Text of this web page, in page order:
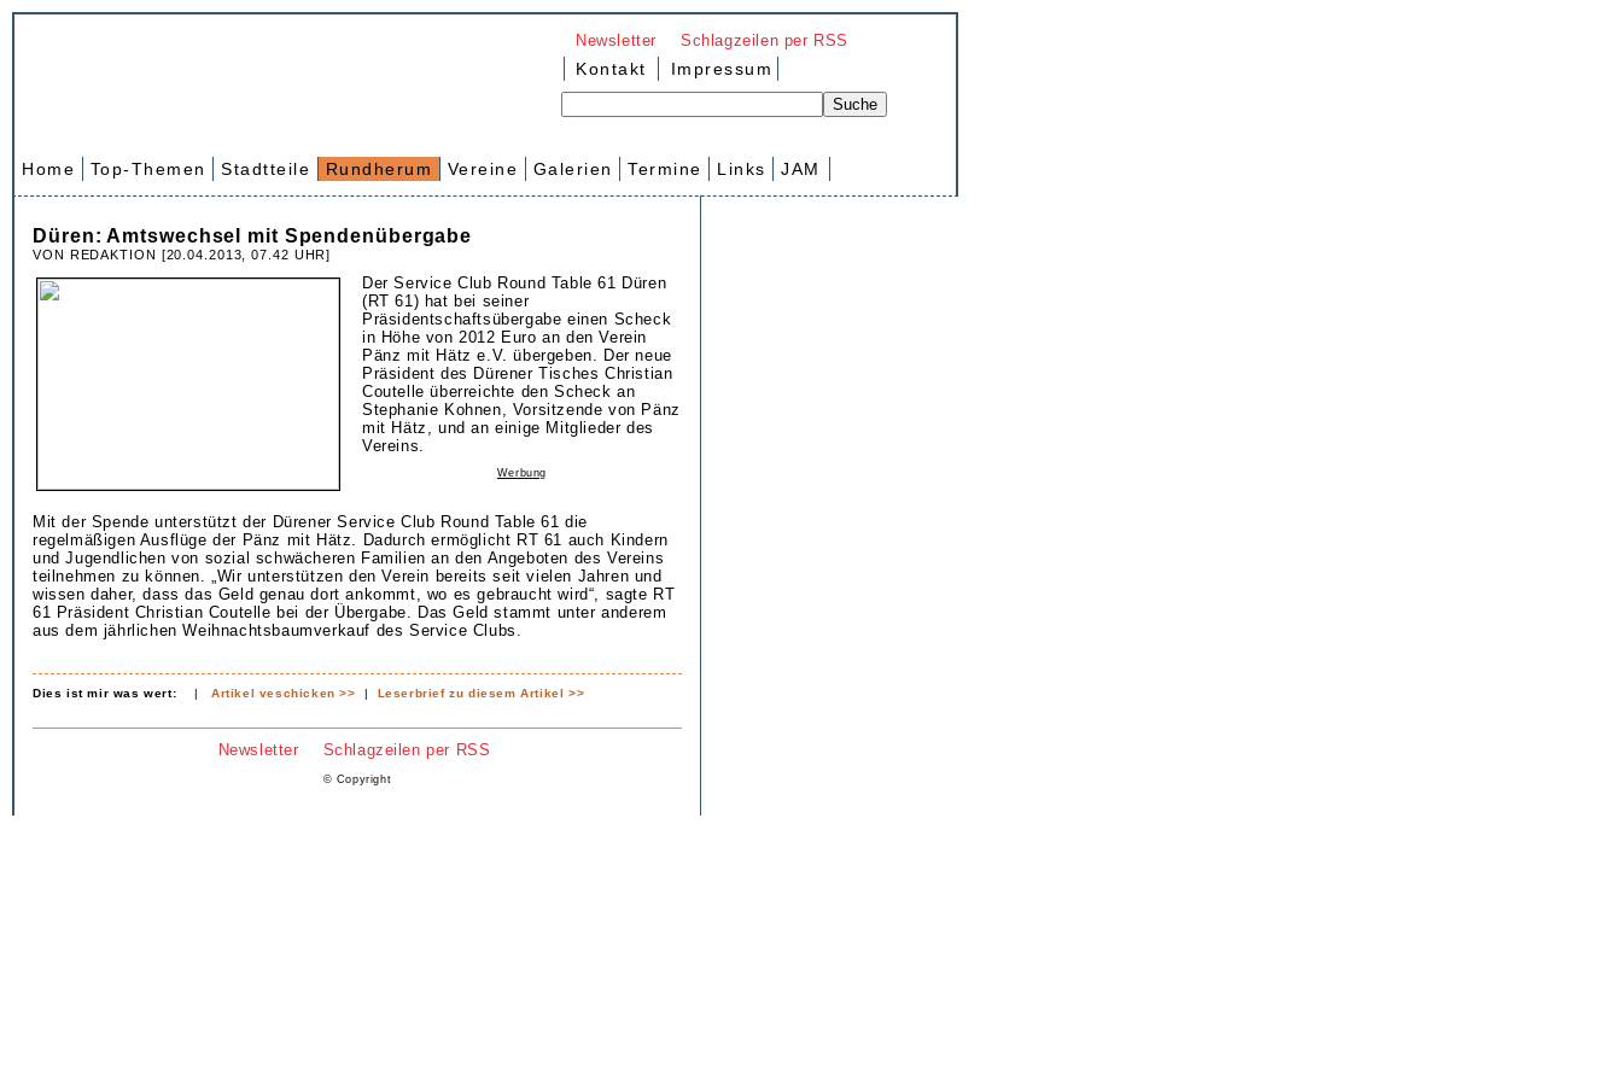
Newsletter Schlagzeilen per RSS
Kontakt Impressum
Home Top-Themen Stadtteile Rundherum Vereine Galerien Termine Links JAM
Düren: Amtswechsel mit Spendenübergabe
VON REDAKTION [20.04.2013, 07.42 UHR]
Der Service Club Round Table 61 Düren
(RT 61) hat bei seiner
Präsidentschaftsübergabe einen Scheck
in Höhe von 2012 Euro an den Verein
Pänz mit Hätz e.V. übergeben. Der neue
Präsident des Dürener Tisches Christian
Coutelle überreichte den Scheck an
Stephanie Kohnen, Vorsitzende von Pänz
mit Hätz, und an einige Mitglieder des
Vereins.
Werbung
Mit der Spende unterstützt der Dürener Service Club Round Table 61 die
regelmäßigen Ausflüge der Pänz mit Hätz. Dadurch ermöglicht RT 61 auch Kindern
und Jugendlichen von sozial schwächeren Familien an den Angeboten des Vereins
teilnehmen zu können. „Wir unterstützen den Verein bereits seit vielen Jahren und
wissen daher, dass das Geld genau dort ankommt, wo es gebraucht wird“, sagte RT
61 Präsident Christian Coutelle bei der Übergabe. Das Geld stammt unter anderem
aus dem jährlichen Weihnachtsbaumverkauf des Service Clubs.
Dies ist mir was wert: |Artikel veschicken >> | Leserbrief zu diesem Artikel >>
Newsletter Schlagzeilen per RSS
© Copyright